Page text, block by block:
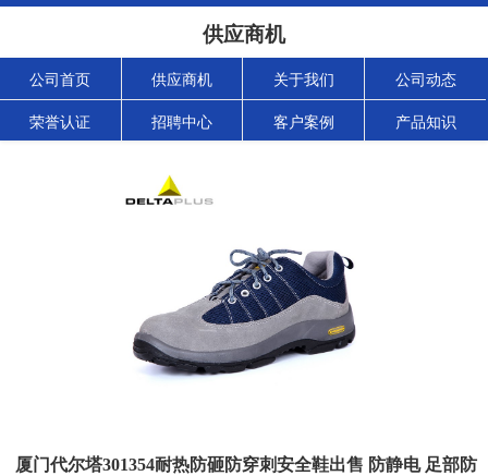
供应商机
公司首页 供应商机 关于我们 公司动态
荣誉认证 招聘中心 客户案例 产品知识
厦门代尔塔301354耐热防砸防穿刺安全鞋出售 防静电 足部防